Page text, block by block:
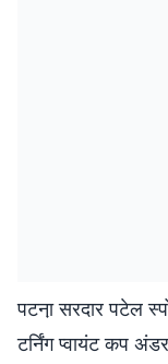
पटना़ सरदार पटेल
टर्निंग प्वायंट कप